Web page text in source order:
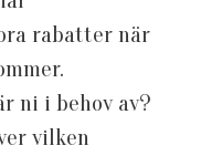
rabatter när
ni i behov av?
vilken